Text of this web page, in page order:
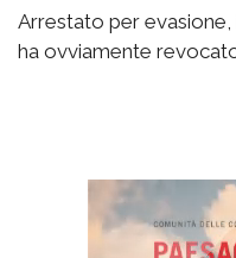
Arrestato per evasione,
ha ovviamente